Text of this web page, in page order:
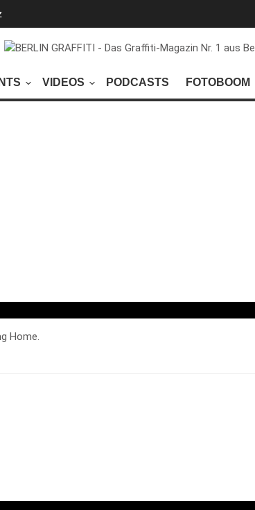
VIDEOS PODCASTS FOTOBOOM
Home.